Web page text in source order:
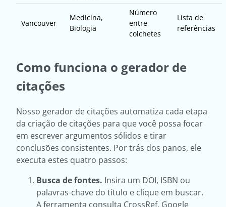
Vancouver
Medicina,
Biologia
Número
entre
colchetes
Lista de
referências
Como funciona o gerador de
citações
Nosso gerador de citações automatiza cada etapa
da criação de citações para que você possa focar
em escrever argumentos sólidos e tirar
conclusões consistentes. Por trás dos panos, ele
executa estes quatro passos:
Busca de fontes. Insira um DOI, ISBN ou
palavras-chave do título e clique em buscar.
A ferramenta consulta CrossRef, Google